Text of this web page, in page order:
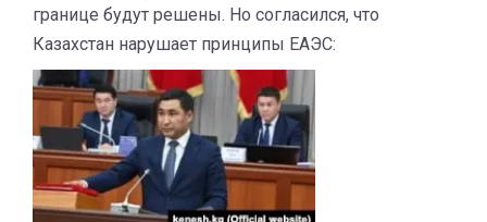
границе будут решены. Но согласился, что
Казахстан нарушает принципы ЕАЭС: